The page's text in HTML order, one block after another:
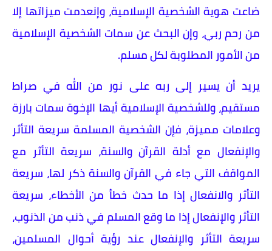
ضاعت هوية الشخصية الإسلامية، وإنعدمت ميزاتها إلا
من رحم ربي، وإن البحث عن سمات الشخصية الإسلامية
من الأمور المطلوبة لكل مسلم.
يريد أن يسير إلى ربه على نور من الله في صراط
مستقيم، وللشخصية الإسلامية أيها الإخوة سمات بارزة
وعلامات مميزة، فإن الشخصية المسلمة سريعة التأثر
والإنفعال مع أدلة القرآن والسنة، سريعة التأثر مع
المواقف التي جاء في القرآن والسنة ذكر لها، سريعة
التأثر والانفعال إذا ما حدث خطأ من الأخطاء، سريعة
التأثر والإنفعال إذا ما وقع المسلم في ذنب من الذنوب،
سريعة التأثر والإنفعال عند رؤية أحوال المسلمين،